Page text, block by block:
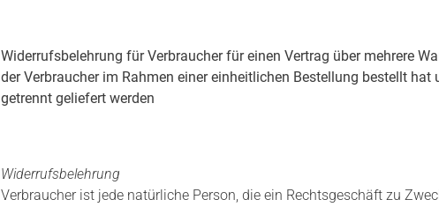
Widerrufsbelehrung für Verbraucher für einen Vertrag über mehrere
der Verbraucher im Rahmen einer einheitlichen Bestellung bestellt hat
getrennt geliefert werden
Widerrufsbelehrung
Verbraucher ist jede natürliche Person, die ein Rechtsgeschäft zu